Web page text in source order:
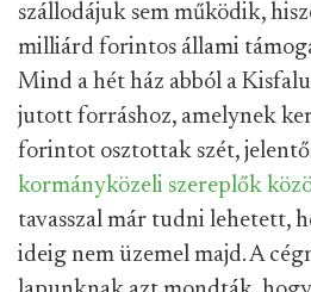
szállodájuk sem működik,
milliárd forintos állami
Mind a hét ház abból a
jutott forráshoz, amelynek
forintot osztottak szét,
kormányközeli szereplők
tavasszal már tudni lehetett,
ideig nem üzemel majd. A